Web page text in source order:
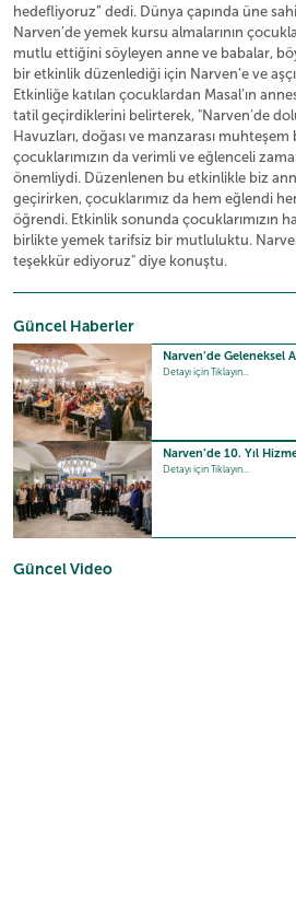
Güncel Haberler
Narven’de Geleneksel
Detayı için Tıklayın...
Narven’de 10. Yıl
Detayı için Tıklayın...
Güncel Video
hedefliyoruz” dedi. Dünya çapında üne
Narven’de yemek kursu almalarının
mutlu ettiğini söyleyen anne ve babalar,
bir etkinlik düzenlediği için Narven’e ve
Etkinliğe katılan çocuklardan Masal’ın
tatil geçirdiklerini belirterek, "Narven’de
Havuzları, doğası ve manzarası
çocuklarımızın da verimli ve eğlenceli
önemliydi. Düzenlenen bu etkinlikle biz
geçirirken, çocuklarımız da hem eğlendi
öğrendi. Etkinlik sonunda çocuklarımızın
birlikte yemek tarifsiz bir mutluluktu.
teşekkür ediyoruz" diye konuştu.